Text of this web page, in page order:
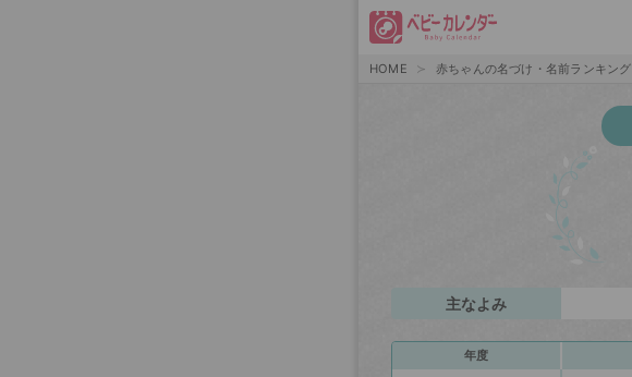
HOME 赤ちゃんの名づけ・名前ランキング
主なよみ
年度